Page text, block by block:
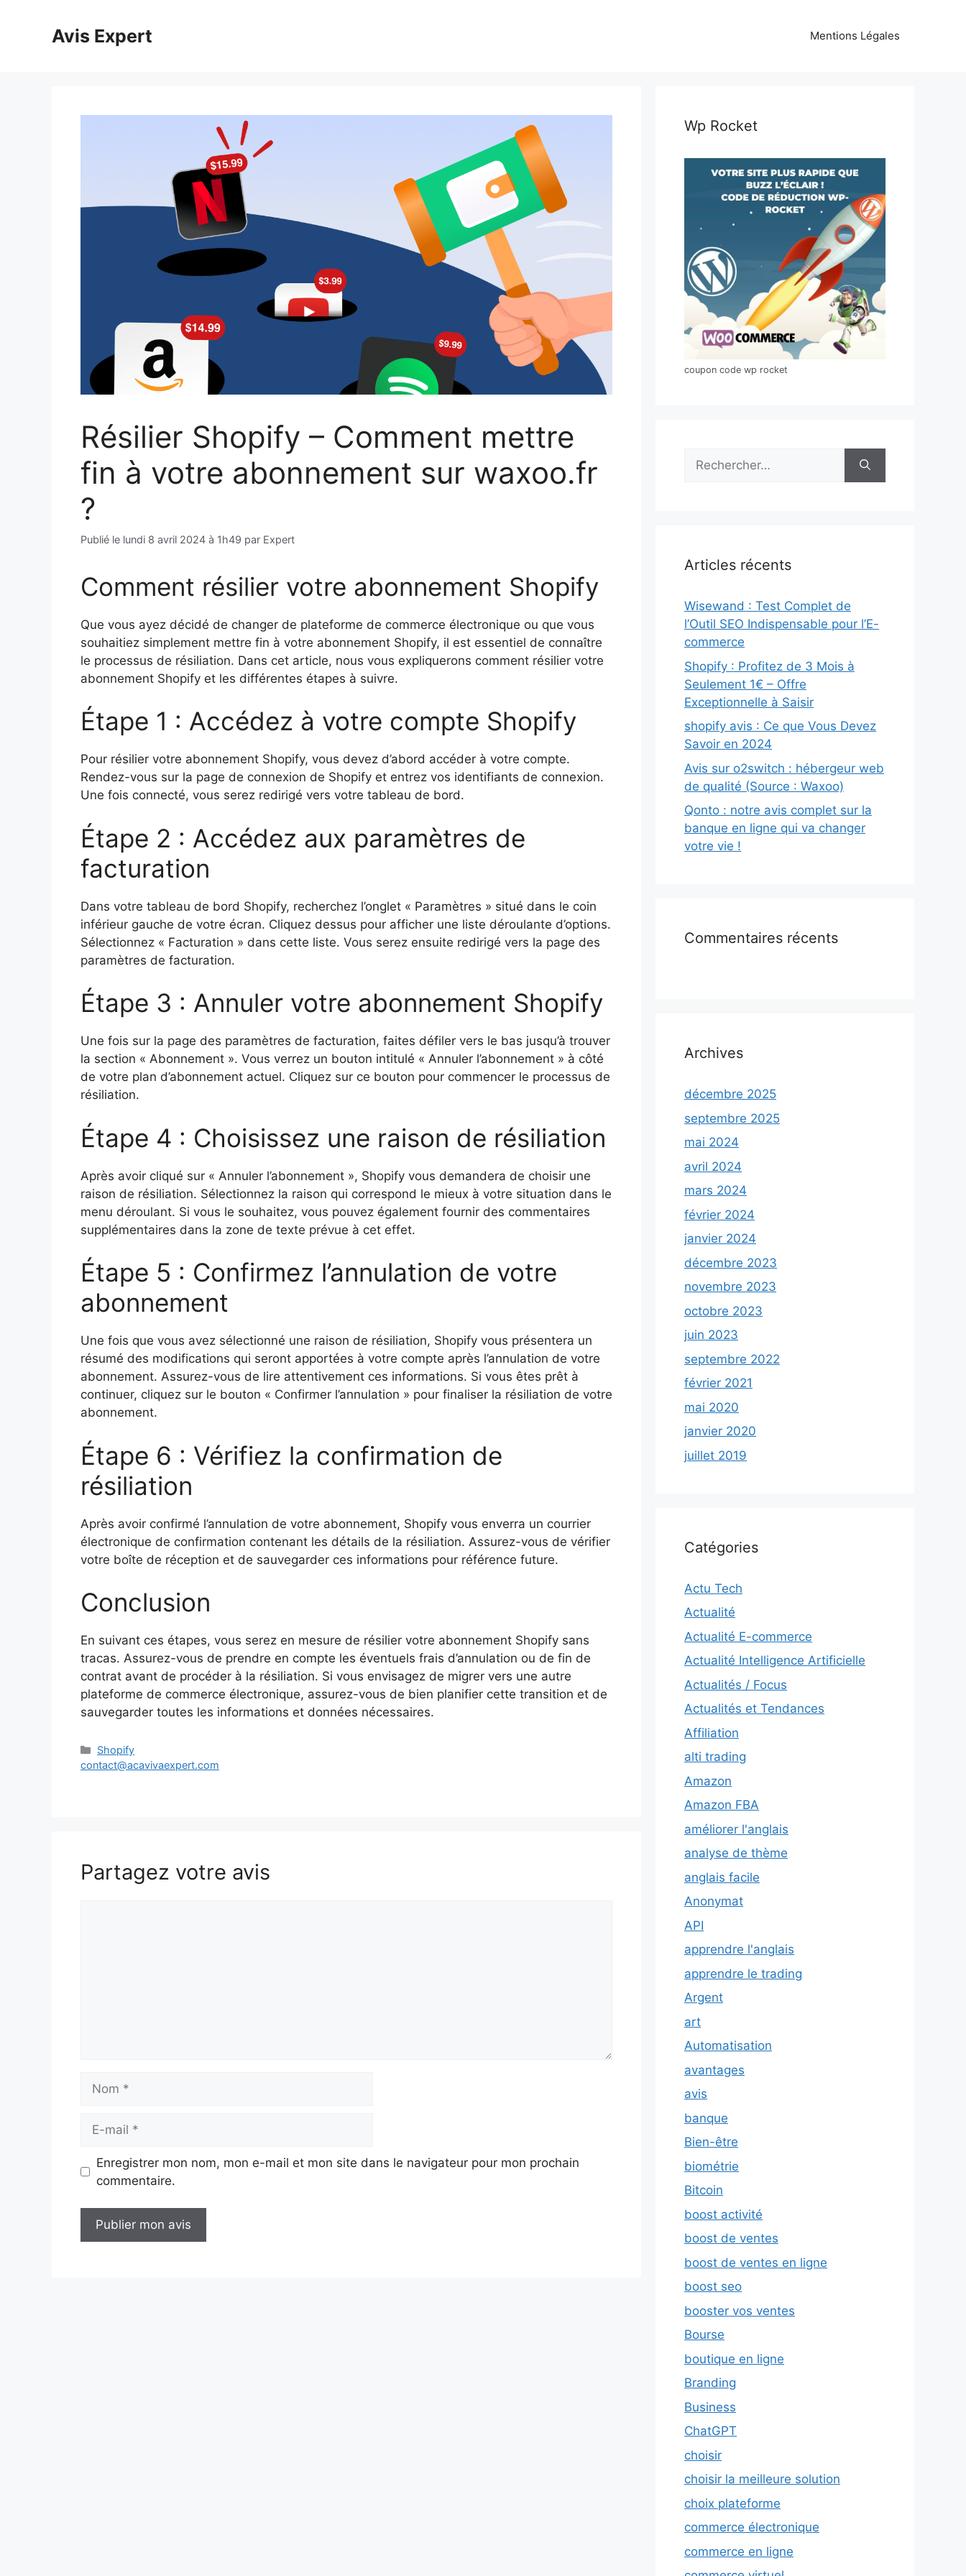
Avis Expert Mentions Légales
Résilier Shopify – Comment mettre
fin à votre abonnement sur waxoo.fr
?
Publié le lundi 8 avril 2024 à 1h49 par Expert
Comment résilier votre abonnement Shopify
Que vous ayez décidé de changer de plateforme de commerce électronique ou que vous
souhaitiez simplement mettre fin à votre abonnement Shopify, il est essentiel de connaître
le processus de résiliation. Dans cet article, nous vous expliquerons comment résilier votre
abonnement Shopify et les différentes étapes à suivre.
Étape 1 : Accédez à votre compte Shopify
Pour résilier votre abonnement Shopify, vous devez d’abord accéder à votre compte.
Rendez-vous sur la page de connexion de Shopify et entrez vos identifiants de connexion.
Une fois connecté, vous serez redirigé vers votre tableau de bord.
Étape 2 : Accédez aux paramètres de
facturation
Dans votre tableau de bord Shopify, recherchez l’onglet « Paramètres » situé dans le coin
inférieur gauche de votre écran. Cliquez dessus pour afficher une liste déroulante d’options.
Sélectionnez « Facturation » dans cette liste. Vous serez ensuite redirigé vers la page des
paramètres de facturation.
Étape 3 : Annuler votre abonnement Shopify
Une fois sur la page des paramètres de facturation, faites défiler vers le bas jusqu’à trouver
la section « Abonnement ». Vous verrez un bouton intitulé « Annuler l’abonnement » à côté
de votre plan d’abonnement actuel. Cliquez sur ce bouton pour commencer le processus de
résiliation.
Étape 4 : Choisissez une raison de résiliation
Après avoir cliqué sur « Annuler l’abonnement », Shopify vous demandera de choisir une
raison de résiliation. Sélectionnez la raison qui correspond le mieux à votre situation dans le
menu déroulant. Si vous le souhaitez, vous pouvez également fournir des commentaires
supplémentaires dans la zone de texte prévue à cet effet.
Étape 5 : Confirmez l’annulation de votre
abonnement
Une fois que vous avez sélectionné une raison de résiliation, Shopify vous présentera un
résumé des modifications qui seront apportées à votre compte après l’annulation de votre
abonnement. Assurez-vous de lire attentivement ces informations. Si vous êtes prêt à
continuer, cliquez sur le bouton « Confirmer l’annulation » pour finaliser la résiliation de votre
abonnement.
Étape 6 : Vérifiez la confirmation de
résiliation
Après avoir confirmé l’annulation de votre abonnement, Shopify vous enverra un courrier
électronique de confirmation contenant les détails de la résiliation. Assurez-vous de vérifier
votre boîte de réception et de sauvegarder ces informations pour référence future.
Conclusion
En suivant ces étapes, vous serez en mesure de résilier votre abonnement Shopify sans
tracas. Assurez-vous de prendre en compte les éventuels frais d’annulation ou de fin de
contrat avant de procéder à la résiliation. Si vous envisagez de migrer vers une autre
plateforme de commerce électronique, assurez-vous de bien planifier cette transition et de
sauvegarder toutes les informations et données nécessaires.
Catégories
Shopify
contact@acavivaexpert.com
Partagez votre avis
mail
Enregistrer mon nom, mon e-mail et mon site dans le navigateur pour mon prochain
commentaire.
Wp Rocket
coupon code wp rocket
Rechercher :
Articles récents
Wisewand : Test Complet de
l’Outil SEO Indispensable pour l’E-
commerce
Shopify : Profitez de 3 Mois à
Seulement 1€ – Offre
Exceptionnelle à Saisir
shopify avis : Ce que Vous Devez
Savoir en 2024
Avis sur o2switch : hébergeur web
de qualité (Source : Waxoo)
Qonto : notre avis complet sur la
banque en ligne qui va changer
votre vie !
Commentaires récents
Archives
décembre 2025
septembre 2025
mai 2024
avril 2024
mars 2024
février 2024
janvier 2024
décembre 2023
novembre 2023
octobre 2023
juin 2023
septembre 2022
février 2021
mai 2020
janvier 2020
juillet 2019
Catégories
Actu Tech
Actualité
Actualité E-commerce
Actualité Intelligence Artificielle
Actualités / Focus
Actualités et Tendances
Affiliation
alti trading
Amazon
Amazon FBA
améliorer l'anglais
analyse de thème
anglais facile
Anonymat
API
apprendre l'anglais
apprendre le trading
Argent
art
Automatisation
avantages
avis
banque
Bien-être
biométrie
Bitcoin
boost activité
boost de ventes
boost de ventes en ligne
boost seo
booster vos ventes
Bourse
boutique en ligne
Branding
Business
ChatGPT
choisir
choisir la meilleure solution
choix plateforme
commerce électronique
commerce en ligne